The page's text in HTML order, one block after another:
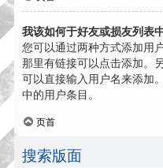
我该如何于好友或损友列表
您可以通过两种方式添加用
那里有链接可以点击添加。
可以直接输入用户名来添加
中的用户条目。
页首
搜索版面